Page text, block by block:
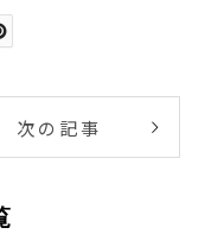
次の記事